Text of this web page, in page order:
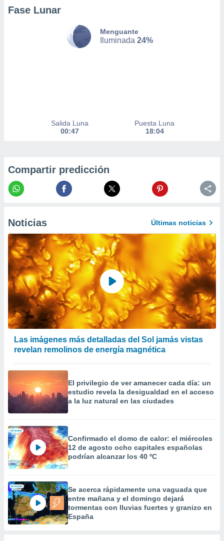
momento
perfiles
crear un
uso de
la
contenido
medir el
de la
el
del
de
o a través
de
de
uso de
con el
e
mediante
publicidad
publicidad
Fase Lunar
Menguante
Iluminada 24%
Salida Luna
00:47
Puesta Luna
18:04
Compartir predicción
Noticias Últimas noticias
Las imágenes más detalladas del Sol jamás vistas
revelan remolinos de energía magnética
El privilegio de ver amanecer cada día: un
estudio revela la desigualdad en el acceso
a la luz natural en las ciudades
Confirmado el domo de calor: el miércoles
12 de agosto ocho capitales españolas
podrían alcanzar los 40 ºC
Se acerca rápidamente una vaguada que
entre mañana y el domingo dejará
tormentas con lluvias fuertes y granizo en
España